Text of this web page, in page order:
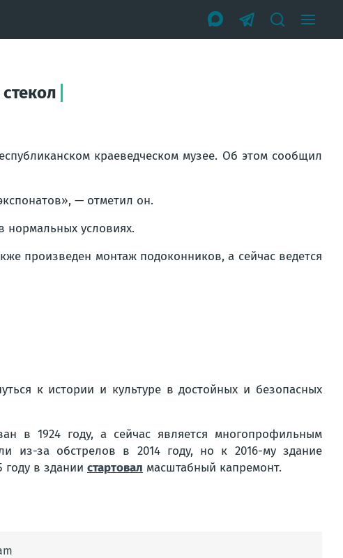
краеведческом музее. Об этом сообщил
— отметил он.
нормальных условиях.
произведен монтаж подоконников, а сейчас ведется
к истории и культуре в достойных и безопасных
в 1924 году, а сейчас является многопрофильным
из-за обстрелов в 2014 году, но к 2016-му здание
году в здании стартовал масштабный капремонт.